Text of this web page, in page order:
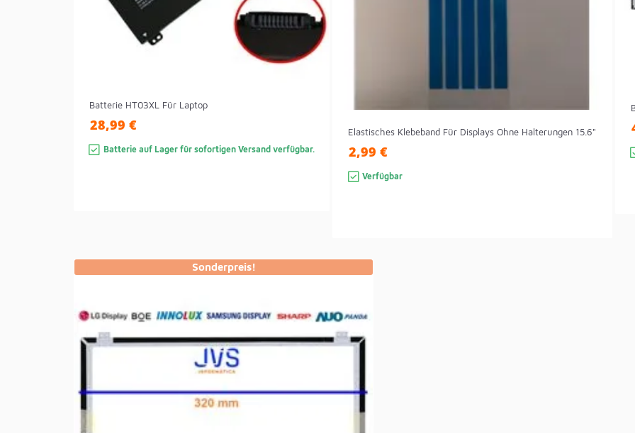
Batterie HT03XL Für Laptop
28,99 €
Batterie auf Lager für sofortigen Versand verfügbar.
Elastisches Klebeband Für Displays Ohne Halterungen 15.6"
2,99 €
Verfügbar
Sonderpreis!